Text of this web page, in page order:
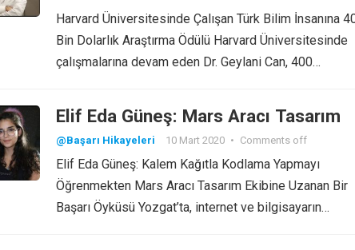
Harvard Üniversitesinde Çalışan Türk Bilim İnsanına
Bin Dolarlık Araştırma Ödülü Harvard Üniversitesinde
çalışmalarına devam eden Dr. Geylani Can, 400…
Elif Eda Güneş: Mars Aracı Tasarım
@Başarı Hikayeleri 10 Mart 2020 • Comments off
Elif Eda Güneş: Kalem Kağıtla Kodlama Yapmayı
Öğrenmekten Mars Aracı Tasarım Ekibine Uzanan Bir
Başarı Öyküsü Yozgat’ta, internet ve bilgisayarın…